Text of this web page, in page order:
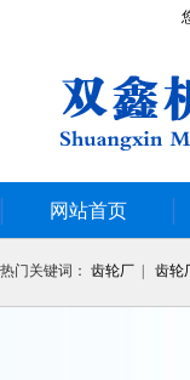
网站首页
热门关键词： 齿轮厂 齿轮